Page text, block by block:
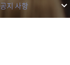
공지 사항